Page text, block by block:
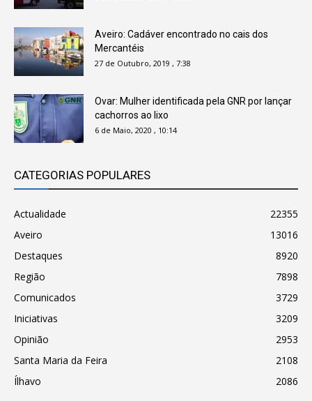
Aveiro: Cadáver encontrado no cais dos
Mercantéis
27 de Outubro, 2019 , 7:38
Ovar: Mulher identificada pela GNR por lançar
cachorros ao lixo
6 de Maio, 2020 , 10:14
CATEGORIAS POPULARES
Actualidade
22355
Aveiro
13016
Destaques
8920
Região
7898
Comunicados
3729
Iniciativas
3209
Opinião
2953
Santa Maria da Feira
2108
Ílhavo
2086